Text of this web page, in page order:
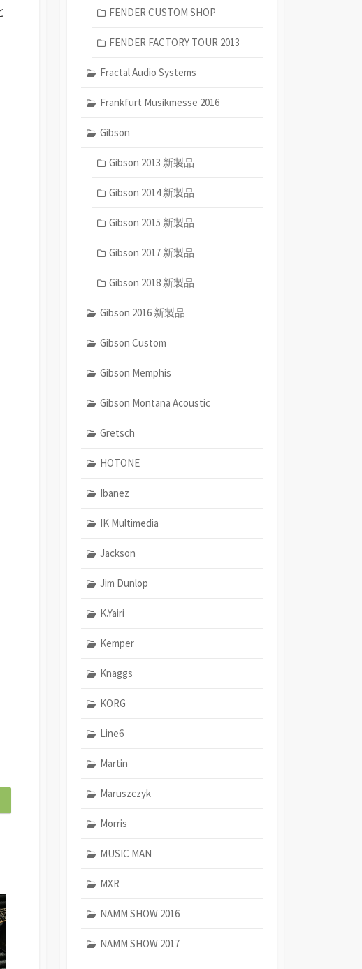
FENDER CUSTOM SHOP
FENDER FACTORY TOUR 2013
Fractal Audio Systems
Frankfurt Musikmesse 2016
Gibson
Gibson 2013 新製品
Gibson 2014 新製品
Gibson 2015 新製品
Gibson 2017 新製品
Gibson 2018 新製品
Gibson 2016 新製品
Gibson Custom
Gibson Memphis
Gibson Montana Acoustic
Gretsch
HOTONE
Ibanez
IK Multimedia
Jackson
Jim Dunlop
K.Yairi
Kemper
Knaggs
KORG
Line6
Martin
Maruszczyk
Morris
MUSIC MAN
MXR
NAMM SHOW 2016
NAMM SHOW 2017